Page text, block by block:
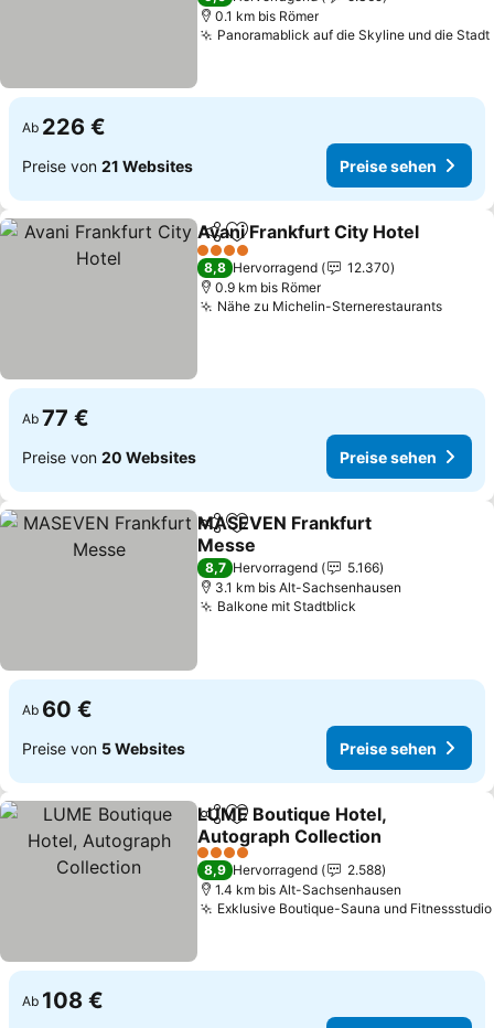
0.1 km bis Römer
Panoramablick auf die Skyline und die Stadt
Ab 226 €
Preise von 21 Websites Preise sehen
TeilenZu Favoriten hinzufügen
Avani Frankfurt City Hotel
4 Sterne
8,8 Hervorragend
12.370
0.9 km bis Römer
Nähe zu Michelin-Sternerestaurants
Ab 77 €
Preise von 20 Websites Preise sehen
TeilenZu Favoriten hinzufügen
MASEVEN Frankfurt
Messe
Preise sehen
8,7 Hervorragend
5.166
3.1 km bis Alt-Sachsenhausen
Balkone mit Stadtblick
Ab 60 €
Preise von 5 Websites Preise sehen
TeilenZu Favoriten hinzufügen
LUME Boutique Hotel,
Autograph Collection
Preise sehen
4 Sterne
8,9 Hervorragend
2.588
1.4 km bis Alt-Sachsenhausen
Exklusive Boutique-Sauna und Fitnessstudio
Ab 108 €